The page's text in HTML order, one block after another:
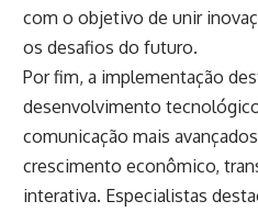
com o objetivo de unir
os desafios do futuro.
Por fim, a implementação
desenvolvimento
comunicação mais
crescimento econômico,
interativa. Especialistas